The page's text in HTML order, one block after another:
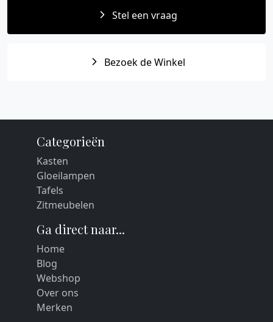
Stel een vraag
Bezoek de Winkel
Categorieën
Kasten
Gloeilampen
Tafels
Zitmeubelen
Ga direct naar...
Home
Blog
Webshop
Over ons
Merken